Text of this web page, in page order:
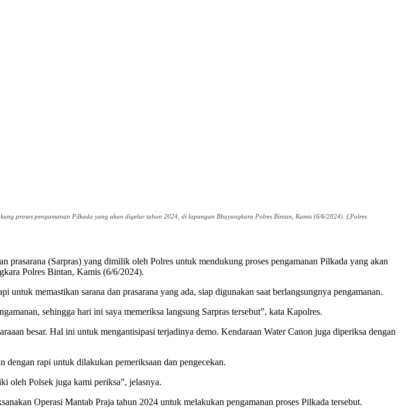
proses pengamanan Pilkada yang akan digelar tahun 2024, di lapangan Bhayangkara Polres Bintan, Kamis (6/6/2024). f,Polres
(Sarpras) yang dimilik oleh Polres untuk mendukung proses pengamanan Pilkada yang akan
Polres Bintan, Kamis (6/6/2024).
memastikan sarana dan prasarana yang ada, siap digunakan saat berlangsungnya pengamanan.
sehingga hari ini saya memeriksa langsung Sarpras tersebut”, kata Kapolres.
besar. Hal ini untuk mengantisipasi terjadinya demo. Kendaraan Water Canon juga diperiksa dengan
dengan rapi untuk dilakukan pemeriksaan dan pengecekan.
oleh Polsek juga kami periksa”, jelasnya.
Operasi Mantab Praja tahun 2024 untuk melakukan pengamanan proses Pilkada tersebut.